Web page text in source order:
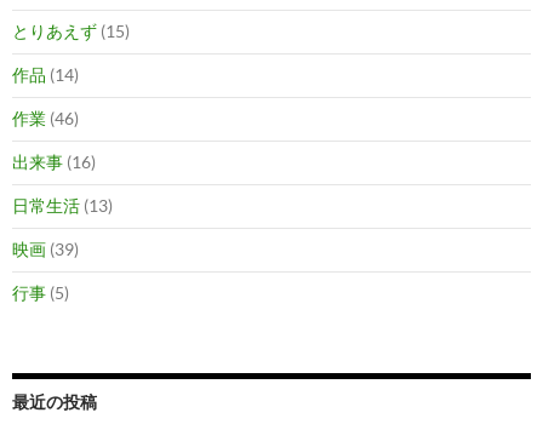
とりあえず (15)
作品 (14)
作業 (46)
出来事 (16)
日常生活 (13)
映画 (39)
行事 (5)
最近の投稿